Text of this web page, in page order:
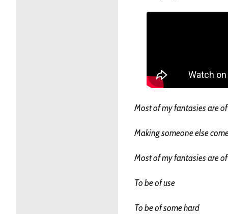
Most of my fantasies are of
Making someone else
Most of my fantasies are of
To be of use
To be of some hard